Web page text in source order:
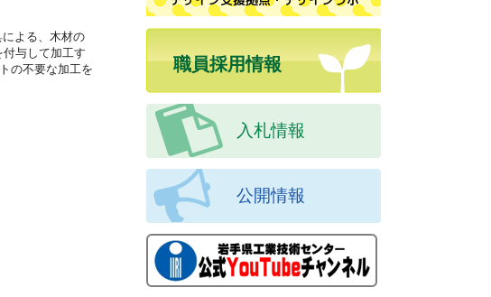
よる、木材の
与して加工す
の不要な加工を
職員採用情報
入札情報
公開情報